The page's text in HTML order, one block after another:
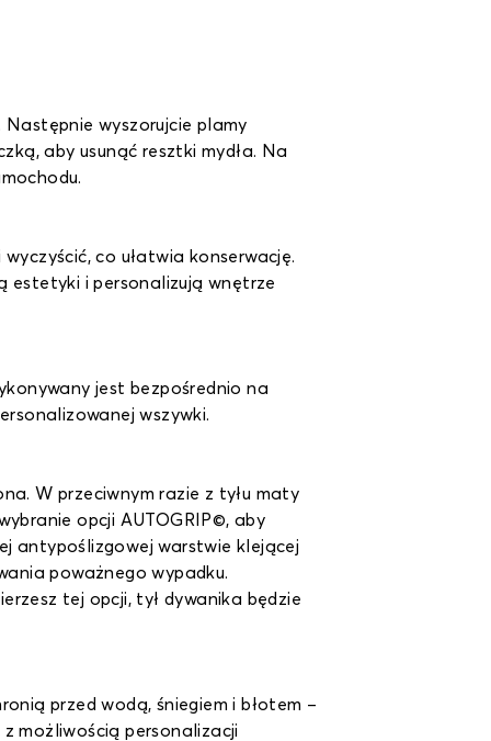
Następnie wyszorujcie plamy
aby usunąć resztki mydła. Na
co ułatwia konserwację.
estetyki i personalizują wnętrze
jest bezpośrednio na
wszywki.
W przeciwnym razie z tyłu maty
opcji AUTOGRIP©, aby
antypoślizgowej warstwie klejącej
poważnego wypadku.
tej opcji, tył dywanika będzie
przed wodą, śniegiem i błotem –
możliwością personalizacji